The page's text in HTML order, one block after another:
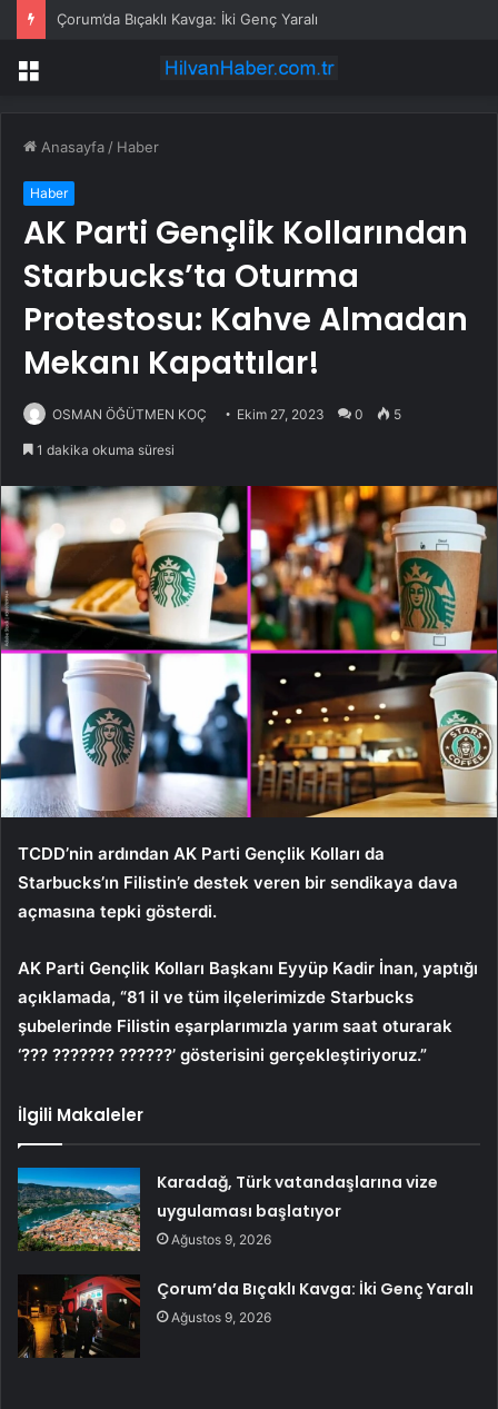
Çorum’da Bıçaklı Kavga: İki Genç Yaralı
Menü
Anasayfa / Haber
Haber
AK Parti Gençlik Kollarından
Starbucks’ta Oturma
Protestosu: Kahve Almadan
Mekanı Kapattılar!
OSMAN ÖĞÜTMEN KOÇ Ekim 27, 2023 0 5
1 dakika okuma süresi
TCDD’nin ardından AK Parti Gençlik Kolları da
Starbucks’ın Filistin’e destek veren bir sendikaya dava
açmasına tepki gösterdi.
AK Parti Gençlik Kolları Başkanı Eyyüp Kadir İnan, yaptığı
açıklamada, “81 il ve tüm ilçelerimizde Starbucks
şubelerinde Filistin eşarplarımızla yarım saat oturarak
‘??? ??????? ??????’ gösterisini gerçekleştiriyoruz.”
İlgili Makaleler
Karadağ, Türk vatandaşlarına vize
uygulaması başlatıyor
Ağustos 9, 2026
Çorum’da Bıçaklı Kavga: İki Genç Yaralı
Ağustos 9, 2026